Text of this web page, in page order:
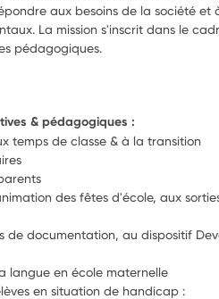
aux besoins de la société et
La mission s'inscrit dans le
pédagogiques.
& pédagogiques :
temps de classe & à la transition
des fêtes d'école, aux
de documentation, au dispositif
en situation de handicap :